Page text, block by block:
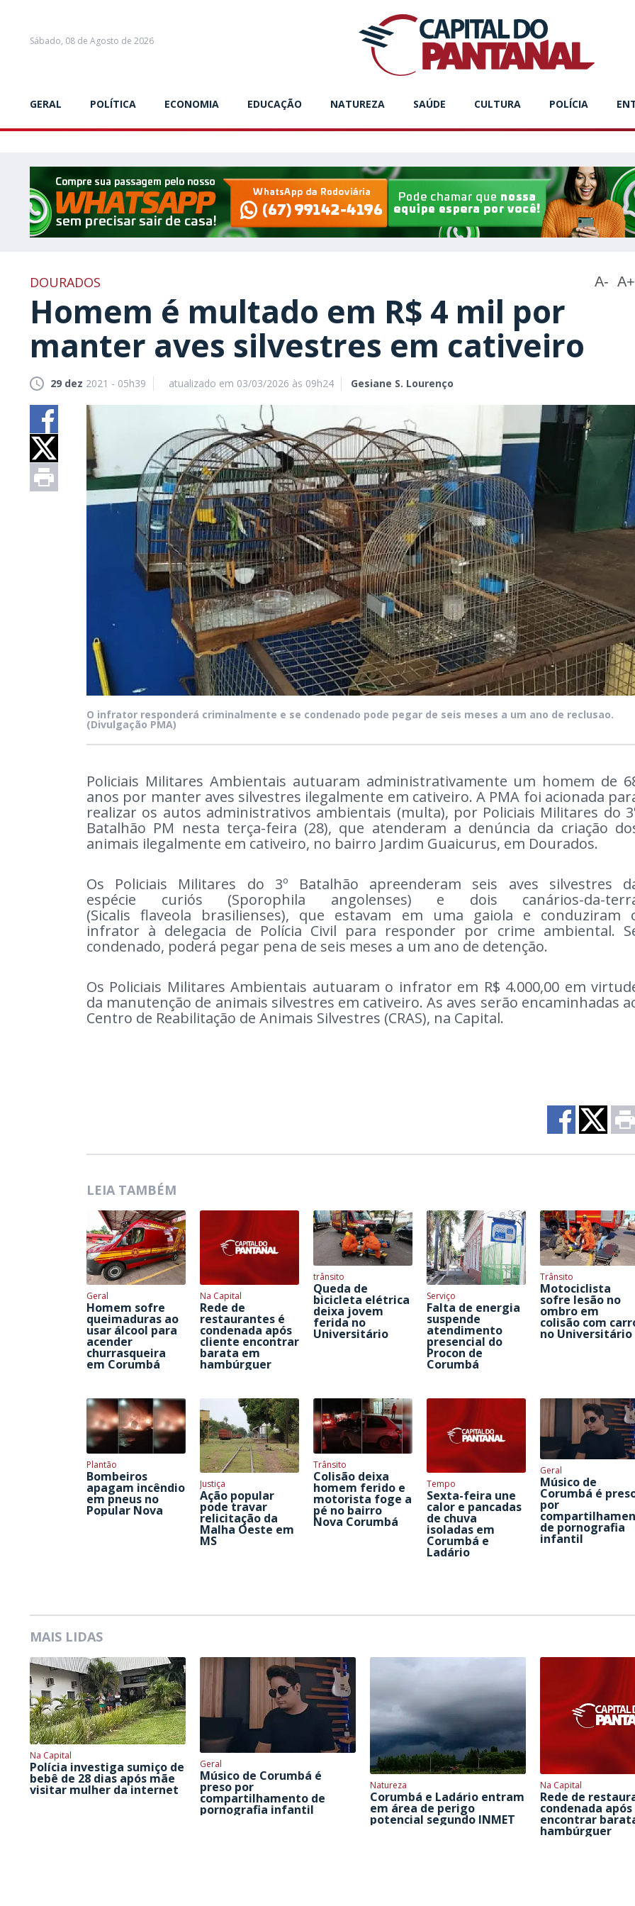
Sábado, 08 de Agosto de 2026
GERAL POLÍTICA ECONOMIA EDUCAÇÃO NATUREZA SAÚDE CULTURA POLÍCIA
DOURADOS A- A+
Homem é multado em R$ 4 mil por
manter aves silvestres em cativeiro
29 dez 2021 - 05h39 atualizado em 03/03/2026 às 09h24 Gesiane S. Lourenço
O infrator responderá criminalmente e se condenado pode pegar de seis meses a um ano de reclusao.
(Divulgação PMA)
Policiais Militares Ambientais autuaram administrativamente um homem de
anos por manter aves silvestres ilegalmente em cativeiro. A PMA foi acionada
realizar os autos administrativos ambientais (multa), por Policiais Militares do
Batalhão PM nesta terça-feira (28), que atenderam a denúncia da criação
animais ilegalmente em cativeiro, no bairro Jardim Guaicurus, em Dourados.
Os Policiais Militares do 3º Batalhão apreenderam seis aves silvestres
espécie curiós (Sporophila angolenses) e dois canários-da-
(Sicalis flaveola brasilienses), que estavam em uma gaiola e conduziram
infrator à delegacia de Polícia Civil para responder por crime ambiental.
condenado, poderá pegar pena de seis meses a um ano de detenção.
Os Policiais Militares Ambientais autuaram o infrator em R$ 4.000,00 em
da manutenção de animais silvestres em cativeiro. As aves serão encaminhadas
Centro de Reabilitação de Animais Silvestres (CRAS), na Capital.
LEIA TAMBÉM
Geral
Homem sofre
queimaduras ao
usar álcool para
acender
churrasqueira
em Corumbá
Na Capital
Rede de
restaurantes é
condenada após
cliente encontrar
barata em
hambúrguer
trânsito
Queda de
bicicleta elétrica
deixa jovem
ferida no
Universitário
Serviço
Falta de energia
suspende
atendimento
presencial do
Procon de
Corumbá
Trânsito
Motociclista
sofre lesão no
ombro em
colisão com
no Universitário
Plantão
Bombeiros
apagam incêndio
em pneus no
Popular Nova
Justiça
Ação popular
pode travar
relicitação da
Malha Oeste em
MS
Trânsito
Colisão deixa
homem ferido e
motorista foge a
pé no bairro
Nova Corumbá
Tempo
Sexta-feira une
calor e pancadas
de chuva
isoladas em
Corumbá e
Ladário
Geral
Músico de
Corumbá é
por
de pornografia
infantil
MAIS LIDAS
Na Capital
Polícia investiga sumiço de
bebê de 28 dias após mãe
visitar mulher da internet
Geral
Músico de Corumbá é
preso por
compartilhamento de
pornografia infantil
Natureza
Corumbá e Ladário entram
em área de perigo
potencial segundo INMET
Na Capital
Rede de
condenada
encontrar
hambúrguer